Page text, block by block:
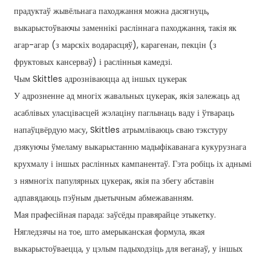
прадуктаў жывёльнага паходжання можна дасягнуць,
выкарыстоўваючы заменнікі расліннага паходжання, такія як
агар-агар (з марскіх водарасцяў), карагенан, пекцін (з
фруктовых кансерваў) і раслінныя камедзі.
Чым Skittles адрозніваюцца ад іншых цукерак
У адрозненне ад многіх жавальных цукерак, якія залежаць ад
асаблівых уласцівасцей жэлаціну паглынаць ваду і ўтвараць
напаўцвёрдую масу, Skittles атрымліваюць сваю тэкстуру
дзякуючы ўмеламу выкарыстанню мадыфікаванага кукурузнага
крухмалу і іншых раслінных кампанентаў. Гэта робіць іх аднымі
з нямногіх папулярных цукерак, якія па збегу абставін
адпавядаюць пэўным дыетычным абмежаванням.
Мая прафесійная парада: заўсёды правярайце этыкетку.
Нягледзячы на ​​тое, што амерыканская формула, якая
выкарыстоўваецца, у цэлым падыходзіць для веганаў, у іншых